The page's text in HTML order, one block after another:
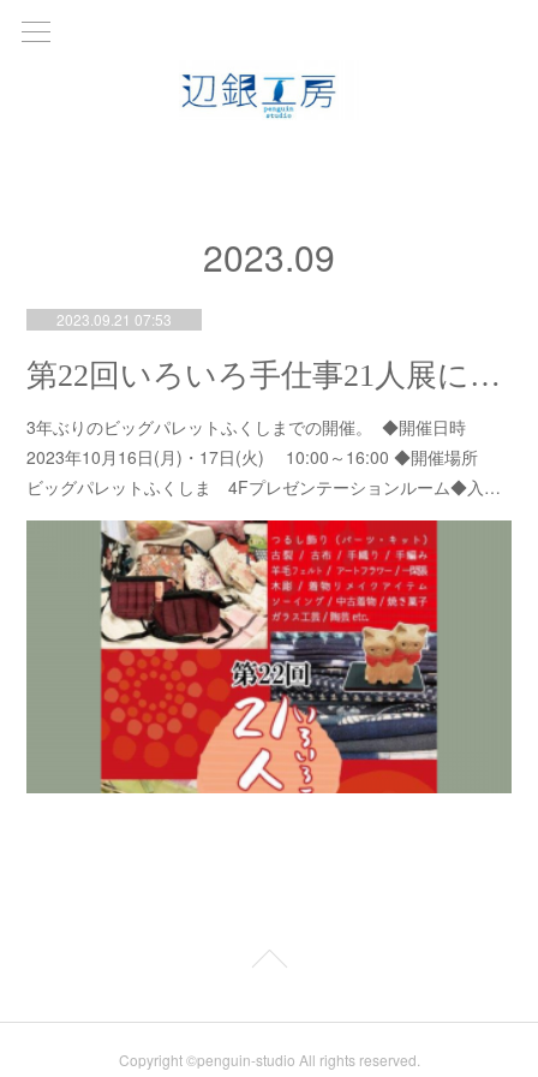
2023.09
2023.09.21 07:53
第22回いろいろ手仕事21人展に出展します
3年ぶりのビッグパレットふくしまでの開催。 ◆開催日時
2023年10月16日(月)・17日(火) 10:00～16:00 ◆開催場所
ビッグパレットふくしま 4Fプレゼンテーションルーム◆入…
Copyright ©penguin-studio All rights reserved.